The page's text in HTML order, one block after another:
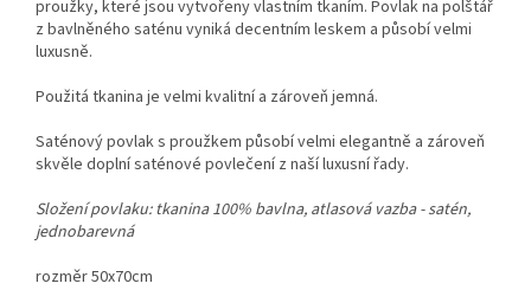
proužky, které jsou vytvořeny vlastním tkaním. Povlak na polštář
z bavlněného saténu vyniká decentním leskem a působí velmi
luxusně.
Použitá tkanina je velmi kvalitní a zároveň jemná.
Saténový povlak s proužkem působí velmi elegantně a zároveň
skvěle doplní saténové povlečení z naší luxusní řady.
Složení povlaku: tkanina 100% bavlna, atlasová vazba - satén,
jednobarevná
rozměr 50x70cm